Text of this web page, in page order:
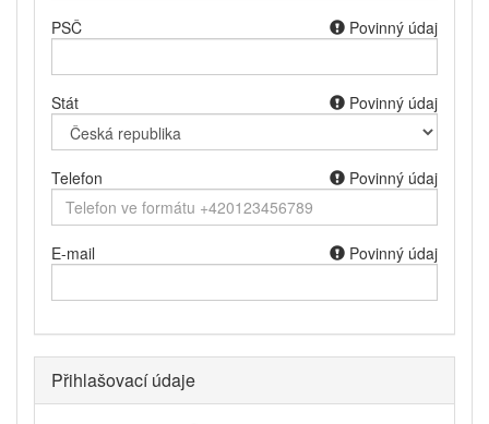
PSČ Povinný údaj
Stát Povinný údaj
Telefon Povinný údaj
E-mail Povinný údaj
Přihlašovací údaje